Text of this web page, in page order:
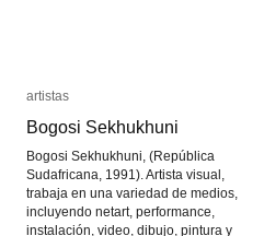
artistas
Bogosi Sekhukhuni
Bogosi Sekhukhuni, (República
Sudafricana, 1991). Artista visual,
trabaja en una variedad de medios,
incluyendo netart, performance,
instalación, video, dibujo, pintura y
artistas
Bogosi Sekhukhuni